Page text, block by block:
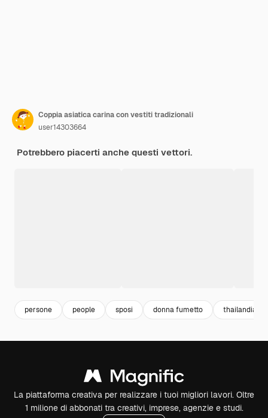
Coppia asiatica carina con vestiti tradizionali
user14303664
Potrebbero piacerti anche questi vettori.
persone people sposi donna fumetto thailandia
La piattaforma creativa per realizzare i tuoi migliori lavori. Oltre
1 milione di abbonati tra creativi, imprese, agenzie e studi.